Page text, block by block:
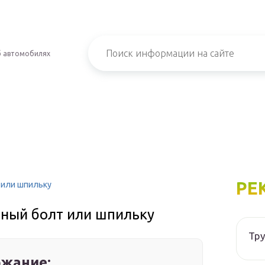
автомобилях
шпильку
болт или шпильку